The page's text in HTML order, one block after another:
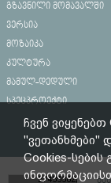
გზავნილი მომავალში
ვერსია
მოზაიკა
კულტურა
მამულ-დედული
სპეცპროექტი
ჩვენ
"ვეთანხმები"
Cookies-